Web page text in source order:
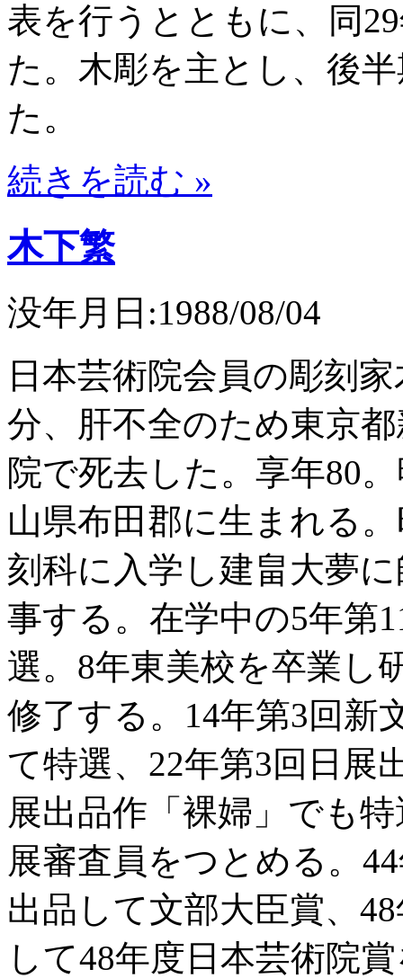
表を行うとともに、同
た。木彫を主とし、後
た。
続きを読む »
木下繁
没年月日:1988/08/04
日本芸術院会員の彫刻
分、肝不全のため東京
院で死去した。享年80
山県布田郡に生まれる
刻科に入学し建畠大夢
事する。在学中の5年第
選。8年東美校を卒業し
修了する。14年第3回新
て特選、22年第3回日展
展出品作「裸婦」でも
展審査員をつとめる。
出品して文部大臣賞、
して48年度日本芸術院